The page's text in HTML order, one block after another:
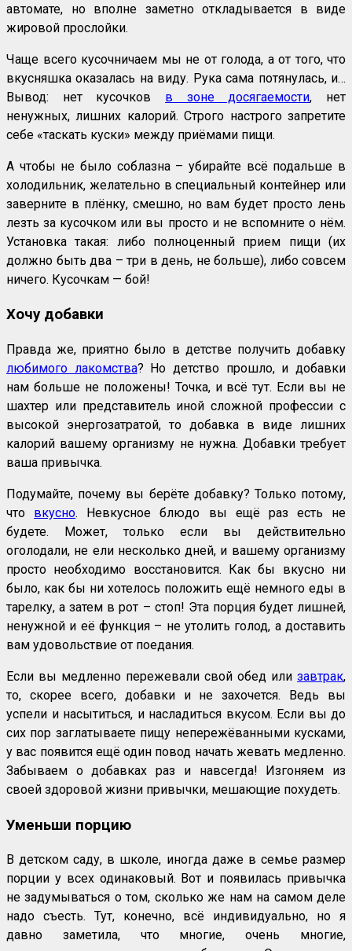
автомате, но вполне заметно откладывается в виде
жировой прослойки.
Чаще всего кусочничаем мы не от голода, а от того, что
вкусняшка оказалась на виду. Рука сама потянулась, и…
Вывод: нет кусочков в зоне досягаемости, нет
ненужных, лишних калорий. Строго настрого запретите
себе «таскать куски» между приёмами пищи.
А чтобы не было соблазна – убирайте всё подальше в
холодильник, желательно в специальный контейнер или
заверните в плёнку, смешно, но вам будет просто лень
лезть за кусочком или вы просто и не вспомните о нём.
Установка такая: либо полноценный прием пищи (их
должно быть два – три в день, не больше), либо совсем
ничего. Кусочкам — бой!
Хочу добавки
Правда же, приятно было в детстве получить добавку
любимого лакомства? Но детство прошло, и добавки
нам больше не положены! Точка, и всё тут. Если вы не
шахтер или представитель иной сложной профессии с
высокой энергозатратой, то добавка в виде лишних
калорий вашему организму не нужна. Добавки требует
ваша привычка.
Подумайте, почему вы берёте добавку? Только потому,
что вкусно. Невкусное блюдо вы ещё раз есть не
будете. Может, только если вы действительно
оголодали, не ели несколько дней, и вашему организму
просто необходимо восстановится. Как бы вкусно ни
было, как бы ни хотелось положить ещё немного еды в
тарелку, а затем в рот – стоп! Эта порция будет лишней,
ненужной и её функция – не утолить голод, а доставить
вам удовольствие от поедания.
Если вы медленно пережевали свой обед или завтрак,
то, скорее всего, добавки и не захочется. Ведь вы
успели и насытиться, и насладиться вкусом. Если вы до
сих пор заглатываете пищу непережёванными кусками,
у вас появится ещё один повод начать жевать медленно.
Забываем о добавках раз и навсегда! Изгоняем из
своей здоровой жизни привычки, мешающие похудеть.
Уменьши порцию
В детском саду, в школе, иногда даже в семье размер
порции у всех одинаковый. Вот и появилась привычка
не задумываться о том, сколько же нам на самом деле
надо съесть. Тут, конечно, всё индивидуально, но я
давно заметила, что многие, очень многие,